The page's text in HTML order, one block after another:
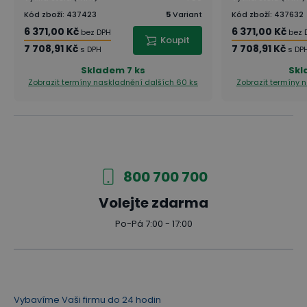
Sestavy
Máte rádi rychlá a jednoduchá řešení a nechce se
Vám přemýšlet nad sestavováním jednotlivých
Inspirujte se našimi návrhy
Inspirujte se návrhy interiérů z řady
kancelářského nábytku MIRELLI v našem
virtuálním showroomu a rovnou
Kód zboží: 437423 5Variant
6 371,00 Kč bez DPH
7 708,91 Kč s DPH
Koupit
Skladem 7 ks
Zobrazit termíny naskladnění dalších 60 ks
Kód zboží: 437632
6 371,00 Kč bez
7 708,91 Kč s
Zobrazit termíny
800 700 700
Volejte zdarma
Po-Pá 7:00 - 17:00
Vybavíme Vaši firmu do 24 hodin